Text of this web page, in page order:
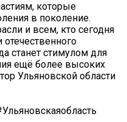
которые
в поколение.
и всем, кто сегодня
станет стимулом для
ещё более высоких
Ульяновской области